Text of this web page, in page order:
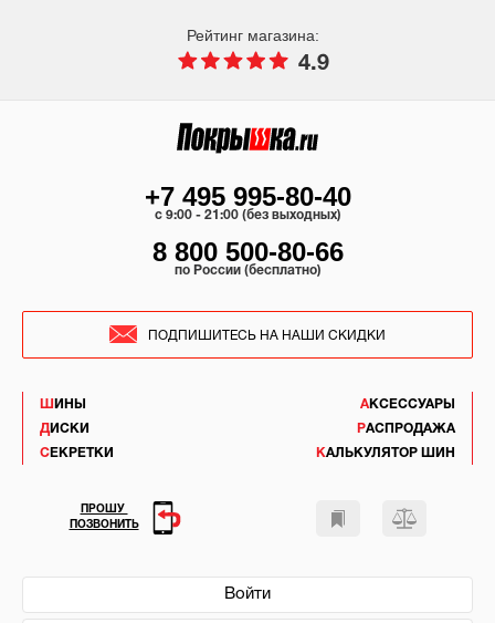
Рейтинг магазина:
4.9
ШИНЫ
ДИСКИ
СЕКРЕТКИ
АКСЕССУАРЫ
РАСПРОДАЖА
КАЛЬКУЛЯТОР ШИН
Войти
+7 495 995-80-40
c 9:00 - 21:00 (без выходных)
8 800 500-80-66
по России (бесплатно)
ПОДПИШИТЕСЬ НА НАШИ СКИДКИ
ПРОШУ
ПОЗВОНИТЬ